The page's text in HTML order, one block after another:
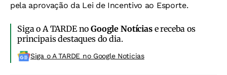
pela aprovação da Lei de Incentivo ao Esporte.
Siga o A TARDE noGoogle Notíciase receba os
principais destaques do dia.
Siga o A TARDE no Google Noticias